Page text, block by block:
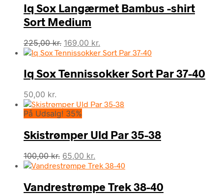
350,00 kr..315,00 kr..
Iq Sox Langærmet Bambus -shirt
Sort Medium
225,00kr. Den
oprindelige
var:
225,00 kr..
169,00 kr.
aktuelle
er:
169,00 kr..
Iq Sox Tennissokker Sort Par 37-40
50,00 kr.
På Udsalg! 35%
Skistrømper Uld Par 35-38
100,00kr. Den
oprindelige
var:
65,00 kr.
aktuelle
er:
Vandrestrømpe Trek 38-40